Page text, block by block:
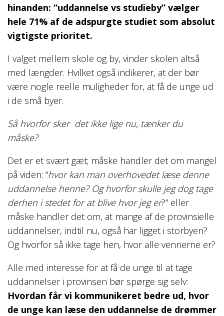
hinanden: “uddannelse vs studieby” vælger
hele 71% af de adspurgte studiet som absolut
vigtigste prioritet.
I valget mellem skole og by, vinder skolen altså
med længder. Hvilket også indikerer, at der bør
være nogle reelle muligheder for, at få de unge ud
i de små byer.
Så hvorfor sker det ikke lige nu, tænker du
måske?
Det er et svært gæt; måske handler det om mangel
på viden: “hvor kan man overhovedet læse denne
uddannelse henne? Og hvorfor skulle jeg dog tage
derhen i stedet for at blive hvor jeg er?” eller
måske handler det om, at mange af de provinsielle
uddannelser, indtil nu, også har ligget i storbyen?
Og hvorfor så ikke tage hen, hvor alle vennerne er?
Alle med interesse for at få de unge til at tage
uddannelser i provinsen bør spørge sig selv:
Hvordan får vi kommunikeret bedre ud, hvor
de unge kan læse den uddannelse de drømmer